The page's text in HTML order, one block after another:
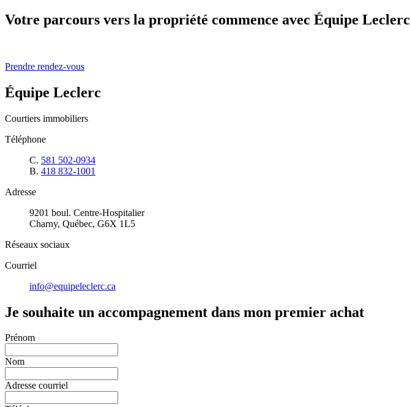
Votre parcours vers la propriété commence avec Équipe Leclerc
Prendre rendez-vous
Équipe Leclerc
Courtiers immobiliers
Téléphone
C. 581 502-0934
B. 418 832-1001
Adresse
9201 boul. Centre-Hospitalier
Charny, Québec, G6X 1L5
Réseaux sociaux
Courriel
info@equipeleclerc.ca
Je souhaite un accompagnement dans mon premier achat
Prénom
Nom
Adresse courriel